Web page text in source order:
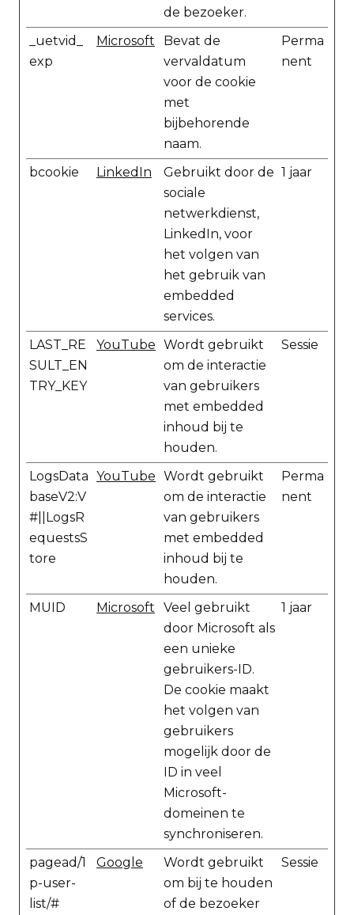
de bezoeker.
_uetvid_
exp
Microsoft
Bevat de
vervaldatum
voor de cookie
met
bijbehorende
naam.
Perma
nent
bcookie LinkedIn
Gebruikt door de
sociale
netwerkdienst,
LinkedIn, voor
het volgen van
het gebruik van
embedded
services.
1 jaar
LAST_RE
SULT_EN
TRY_KEY
YouTube Wordt gebruikt
om de interactie
van gebruikers
met embedded
inhoud bij te
houden.
Sessie
LogsData
baseV2:V
#||LogsR
equestsS
tore
YouTube Wordt gebruikt
om de interactie
van gebruikers
met embedded
inhoud bij te
houden.
Perma
nent
MUID Microsoft
Veel gebruikt
door Microsoft als
een unieke
gebruikers-ID.
De cookie maakt
het volgen van
gebruikers
mogelijk door de
ID in veel
Microsoft-
domeinen te
synchroniseren.
1 jaar
pagead/1
p-user-
list/#
Google
Wordt gebruikt
om bij te houden
of de bezoeker
Sessie